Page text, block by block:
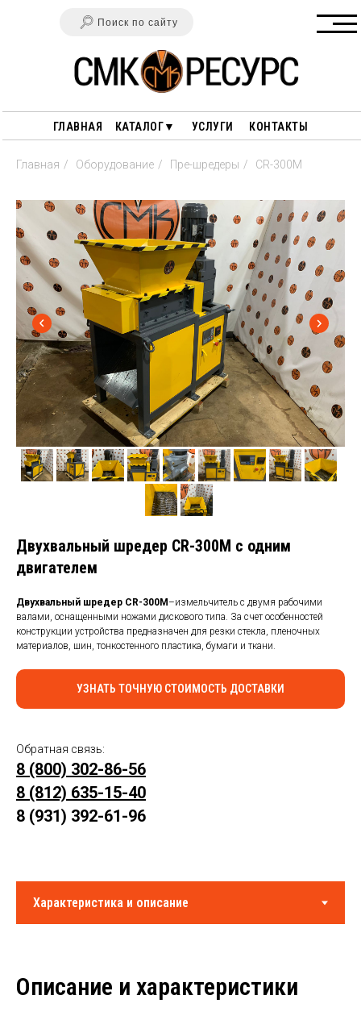
КАТАЛОГ▼
ГЛАВНАЯ
ПЕРЕРАБОТКА РЕЗИНЫ
ПЕРЕРАБОТКА ПЛАСТИКА
ПЕРЕРАБОТКА ДРЕВЕСИНЫ
О НАС
СТАНКИ ДЛЯ РАЗДЕЛКИ
КАБЕЛЯ
УСЛУГИ
ОПЛАТА И ДОСТАВКА
ГАРАНТИИ
КОНТАКТЫ
ПОЛЕЗНЫЕ СТАТЬИ
Поиск по сайту
Главная / Оборудование / Пре-шредеры / CR-300M
Двухвальный шредер CR-300M с одним
двигателем
Двухвальный шредер CR-300M –измельчитель с двумя рабочими
валами, оснащенными ножами дискового типа. За счет особенностей
конструкции устройства предназначен для резки стекла, пленочных
материалов, шин, тонкостенного пластика, бумаги и ткани.
УЗНАТЬ ТОЧНУЮ СТОИМОСТЬ ДОСТАВКИ
Обратная связь:
8 (800) 302-86-56
8 (812) 635-15-40
8 (931) 392-61-96
Описание и характеристики